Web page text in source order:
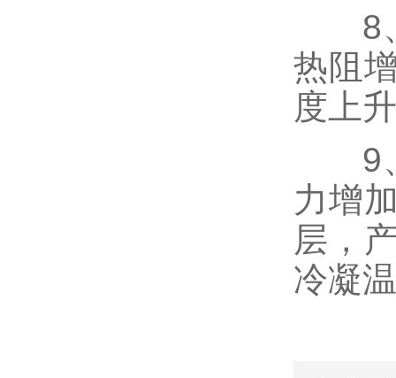
8、
热阻
度上
9、
力增
层，
冷凝